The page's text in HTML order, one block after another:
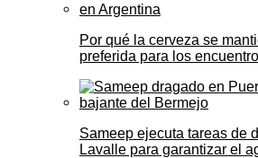
Por qué la cerveza se
preferida para los
Sameep ejecuta tareas de
Lavalle para garantizar el